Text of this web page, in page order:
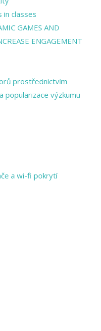
in classes
GAMES AND
ENGAGEMENT
prostřednictvím
popularizace výzkumu
a wi-fi pokrytí